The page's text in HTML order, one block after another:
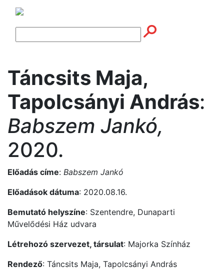
Táncsits Maja,
Tapolcsányi András:
Babszem Jankó,
2020.
Előadás címe: Babszem Jankó
Előadások dátuma: 2020.08.16.
Bemutató helyszíne: Szentendre, Dunaparti
Művelődési Ház udvara
Létrehozó szervezet, társulat: Majorka Színház
Rendező: Táncsits Maja, Tapolcsányi András